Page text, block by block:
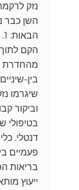
השן כבר
בין-
שיגרמו
וביקור
בטיפולי
דנטלי.
פעמיים
בריאות
ייעוץ